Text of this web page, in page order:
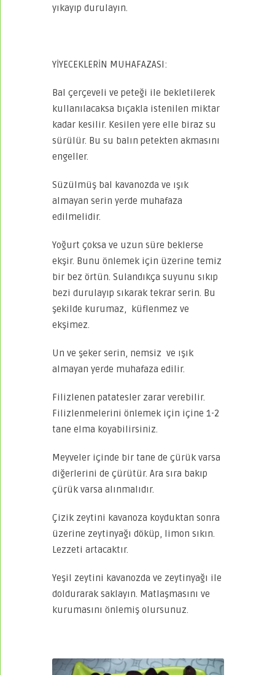
yıkayıp durulayın.
YİYECEKLERİN MUHAFAZASI:
Bal çerçeveli ve peteği ile bekletilerek
kullanılacaksa bıçakla istenilen miktar
kadar kesilir. Kesilen yere elle biraz su
sürülür. Bu su balın petekten akmasını
engeller.
Süzülmüş bal kavanozda ve ışık
almayan serin yerde muhafaza
edilmelidir.
Yoğurt çoksa ve uzun süre beklerse
ekşir. Bunu önlemek için üzerine temiz
bir bez örtün. Sulandıkça suyunu sıkıp
bezi durulayıp sıkarak tekrar serin. Bu
şekilde kurumaz, küflenmez ve
ekşimez.
Un ve şeker serin, nemsiz ve ışık
almayan yerde muhafaza edilir.
Filizlenen patatesler zarar verebilir.
Filizlenmelerini önlemek için içine 1-2
tane elma koyabilirsiniz.
Meyveler içinde bir tane de çürük varsa
diğerlerini de çürütür. Ara sıra bakıp
çürük varsa alınmalıdır.
Çizik zeytini kavanoza koyduktan sonra
üzerine zeytinyağı döküp, limon sıkın.
Lezzeti artacaktır.
Yeşil zeytini kavanozda ve zeytinyağı ile
doldurarak saklayın. Matlaşmasını ve
kurumasını önlemiş olursunuz.